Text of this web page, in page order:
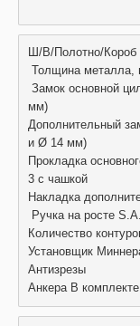
Ш/B/Полотно/Короб
Толщина металла,
мм)
Дополнительный
и Ø 14 мм)
Проклaдка
3 с чашкой
Haклaдка
Ручка на росте
Количество
Установщик
Антизрезы
Анкера В комплекте